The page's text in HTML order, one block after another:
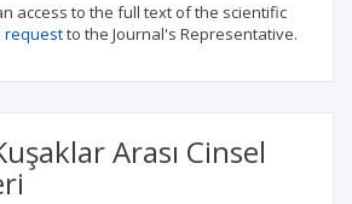
access to the full text of the scientific
requestto the Journal's Representative.
Arası Cinsel